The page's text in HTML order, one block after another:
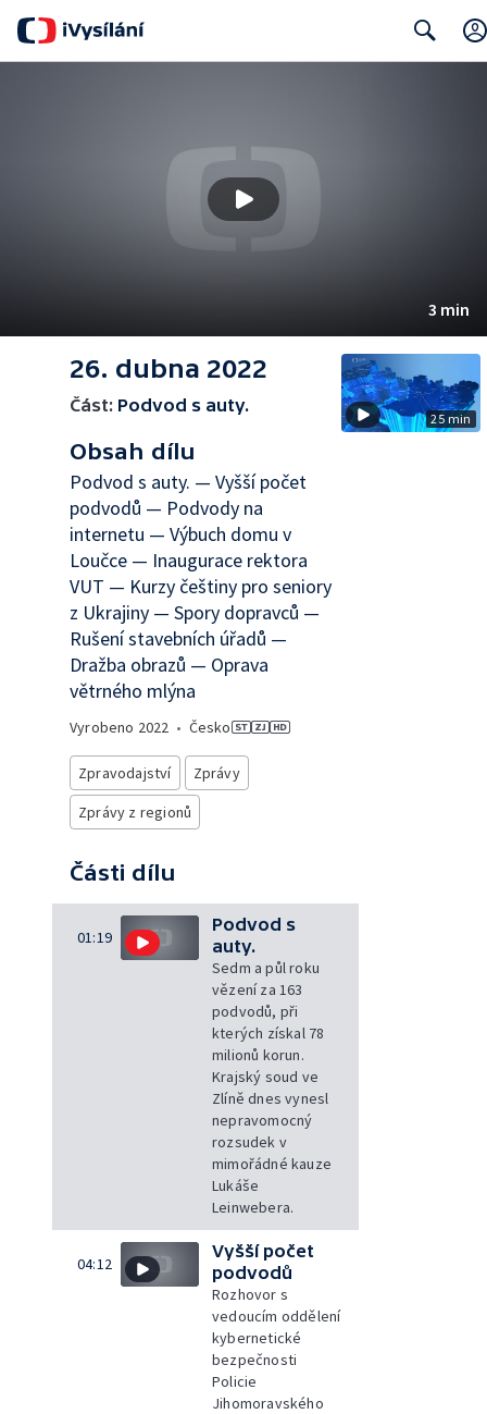
3 min
26. dubna 2022
Část: Podvod s auty.
Obsah dílu
Podvod s auty. — Vyšší počet
podvodů — Podvody na
internetu — Výbuch domu v
Loučce — Inaugurace rektora
VUT — Kurzy češtiny pro seniory
z Ukrajiny — Spory dopravců —
Rušení stavebních úřadů —
Dražba obrazů — Oprava
větrného mlýna
Vyrobeno 2022 • Česko
Zpravodajství
Zprávy
Zprávy z regionů
Části dílu
01:19
Podvod s
auty.
Sedm a půl roku
vězení za 163
podvodů, při
kterých získal 78
milionů korun.
Krajský soud ve
Zlíně dnes vynesl
nepravomocný
rozsudek v
mimořádné kauze
Lukáše
Leinwebera.
04:12
Vyšší počet
podvodů
Rozhovor s
vedoucím oddělení
kybernetické
bezpečnosti
Policie
Jihomoravského
25 min